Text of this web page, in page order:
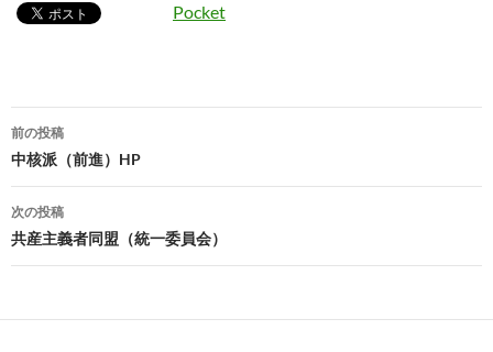
Pocket
投
稿
ナ
ビ
ゲ
ー
前の投稿
中核派（前進）HP
次の投稿
共産主義者同盟（統一委員会）